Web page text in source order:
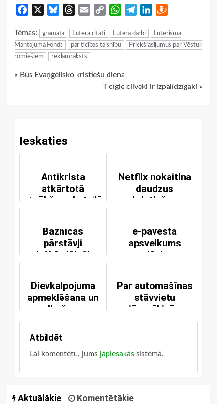
Facebook BlueskyThreads
Email
Copy
WhatsApp
TelegramLinkedIn
Tēmas: grāmata Lutera citāti Lutera darbi
Luterisma
Mantojuma Fonds
par ticības taisnību
Priekšlasījumus par Vēstuli
romiešiem
reklāmraksts
Continue
« Būs Evaņģēlisko kristiešu diena
Ticīgie cilvēki ir izpalīdzīgāki »
Ieskaties
Antikrista
atkārtotā
atnākšana Latvijā
Netflix nokaitina
daudzus
kristiešus
Baznīcas
pārstāvji
izšķērdējuši
e-pāvesta
apsveikums
+Jānim
Dievkalpojuma
apmeklēšana un
saslimšana ar
Covid-19
Par automašīnas
stāvvietu
jānorēķinās
kristīgā veidā
Atbildēt
Lai komentētu, jums jāpiesakās sistēmā.
Aktuālākie Komentētākie